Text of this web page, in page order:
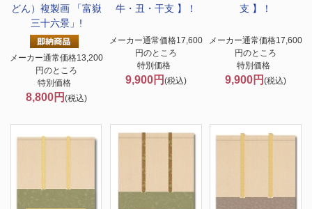
どん）複製画 「富嶽
三十六景」!
メーカー通常価格13,200
円のところ
特別価格
8,800円 (税込)
牛・丑・干支 】！
メーカー通常価格17,600
円のところ
特別価格
9,900円 (税込)
支 】！
メーカー通常価格17,600
円のところ
特別価格
9,900円(税込)